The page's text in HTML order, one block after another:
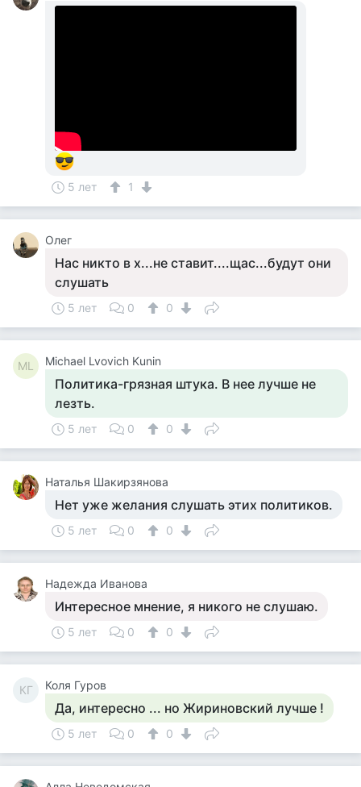
5 лет 1
Олег
Нас никто в х...не ставит....щас...будут они
слушать
5 лет 0 0
ML Michael Lvovich Kunin
Политика-грязная штука. В нее лучше не
лезть.
5 лет 0 0
Наталья Шакирзянова
Нет уже желания слушать этих политиков.
5 лет 0 0
Надежда Иванова
Интересное мнение, я никого не слушаю.
5 лет 0 0
КГ Коля Гуров
Да, интересно ... но Жириновский лучше !
5 лет 0 0